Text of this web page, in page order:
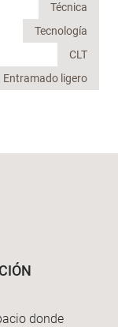
Técnica
Tecnología
CLT
Entramado ligero
donde